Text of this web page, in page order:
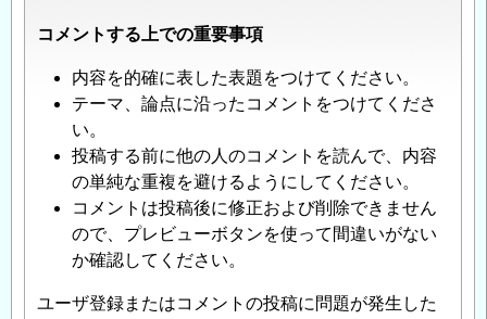
コメントする上での重要事項
内容を的確に表した表題をつけてください。
テーマ、論点に沿ったコメントをつけてくださ
い。
投稿する前に他の人のコメントを読んで、内容
の単純な重複を避けるようにしてください。
コメントは投稿後に修正および削除できません
ので、プレビューボタンを使って間違いがない
か確認してください。
ユーザ登録またはコメントの投稿に問題が発生した